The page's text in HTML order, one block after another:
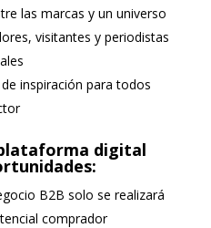
las marcas y un universo
visitantes y periodistas
inspiración para todos
digital
B2B solo se realizará
comprador